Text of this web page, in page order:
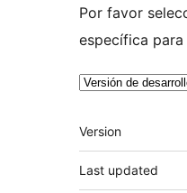
Por favor
específica para
Meta
Version
Last updated